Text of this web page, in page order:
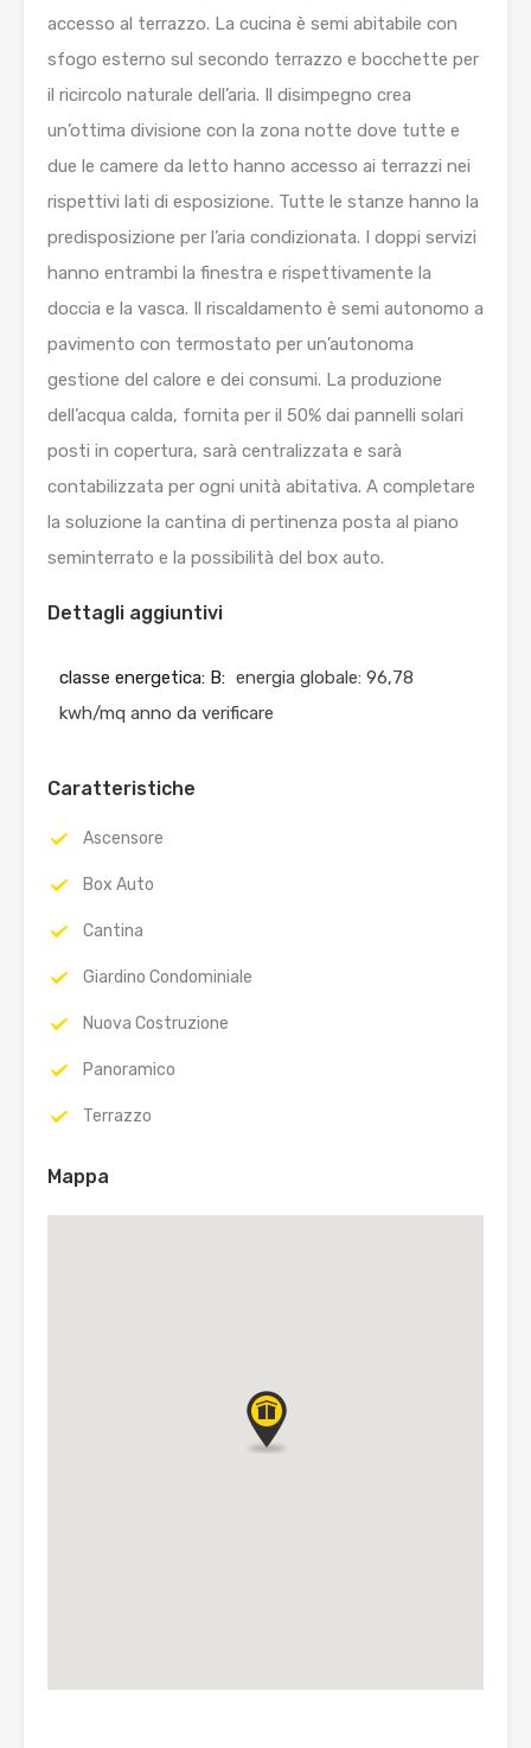
accesso al terrazzo. La cucina è semi abitabile con
sfogo esterno sul secondo terrazzo e bocchette per
il ricircolo naturale dell’aria. Il disimpegno crea
un’ottima divisione con la zona notte dove tutte e
due le camere da letto hanno accesso ai terrazzi nei
rispettivi lati di esposizione. Tutte le stanze hanno la
predisposizione per l’aria condizionata. I doppi servizi
hanno entrambi la finestra e rispettivamente la
doccia e la vasca. Il riscaldamento è semi autonomo a
pavimento con termostato per un’autonoma
gestione del calore e dei consumi. La produzione
dell’acqua calda, fornita per il 50% dai pannelli solari
posti in copertura, sarà centralizzata e sarà
contabilizzata per ogni unità abitativa. A completare
la soluzione la cantina di pertinenza posta al piano
seminterrato e la possibilità del box auto.
Dettagli aggiuntivi
classe energetica: B: energia globale: 96,78
kwh/mq anno da verificare
Caratteristiche
Ascensore
Box Auto
Cantina
Giardino Condominiale
Nuova Costruzione
Panoramico
Terrazzo
Mappa